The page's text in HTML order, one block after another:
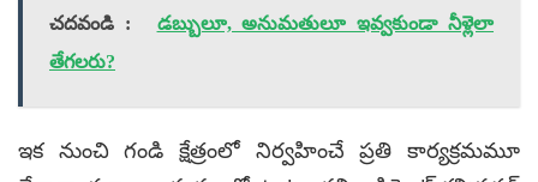
చదవండి :
డబ్బులూ, అనుమతులూ ఇవ్వకుండా నీళ్లెలా
తేగలరు?
ఇక నుంచి గండి క్షేత్రంలో నిర్వహించే ప్రతి కార్యక్రమమూ